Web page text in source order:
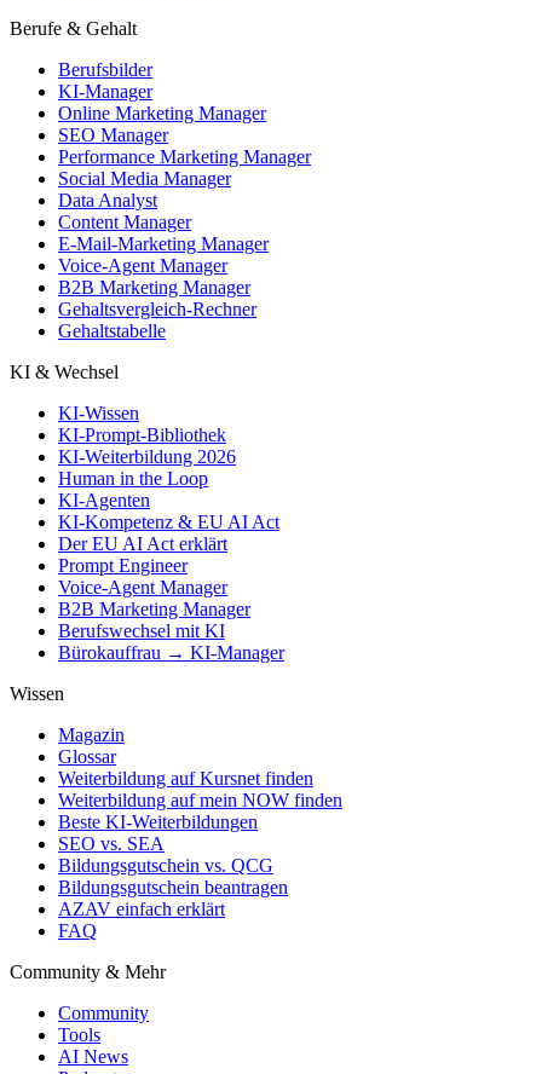
Berufe & Gehalt
Berufsbilder
KI-Manager
Online Marketing Manager
SEO Manager
Performance Marketing Manager
Social Media Manager
Data Analyst
Content Manager
E-Mail-Marketing Manager
Voice-Agent Manager
B2B Marketing Manager
Gehaltsvergleich-Rechner
Gehaltstabelle
KI & Wechsel
KI-Wissen
KI-Prompt-Bibliothek
KI-Weiterbildung 2026
Human in the Loop
KI-Agenten
KI-Kompetenz & EU AI Act
Der EU AI Act erklärt
Prompt Engineer
Voice-Agent Manager
B2B Marketing Manager
Berufswechsel mit KI
Bürokauffrau → KI-Manager
Wissen
Magazin
Glossar
Weiterbildung auf Kursnet finden
Weiterbildung auf mein NOW finden
Beste KI-Weiterbildungen
SEO vs. SEA
Bildungsgutschein vs. QCG
Bildungsgutschein beantragen
AZAV einfach erklärt
FAQ
Community & Mehr
Community
Tools
AI News